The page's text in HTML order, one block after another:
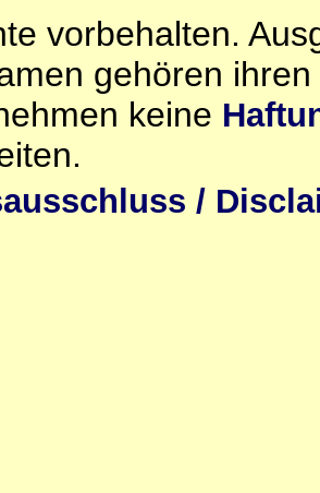
vorbehalten.
gehören
keine
/